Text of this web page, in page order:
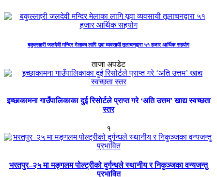
बकुल्लहरी जलदेवी मन्दिर मेलाका लागि यूवा व्यवसायी तूलाचनद्वारा ५१ हजार आर्थिक सहयोग
ताजा अपडेट
इच्छाकामना गाउँपालिकाका दुई रिसोर्टले प्राप्त गरे ‘अति उत्तम’ खाद्य स्वच्छता
स्तर
१
भरतपुर–२५ मा मङ्गलम पोल्ट्रीको दुर्गन्धले स्थानीय र निकुञ्जका वन्यजन्तु
प्रभावित